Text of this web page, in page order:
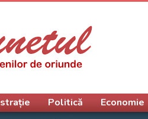
Politică Economie